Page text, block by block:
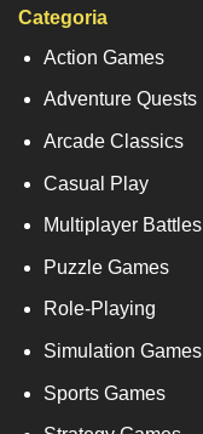
Categoria
Action Games
Adventure Quests
Arcade Classics
Casual Play
Multiplayer Battles
Puzzle Games
Role-Playing
Simulation Games
Sports Games